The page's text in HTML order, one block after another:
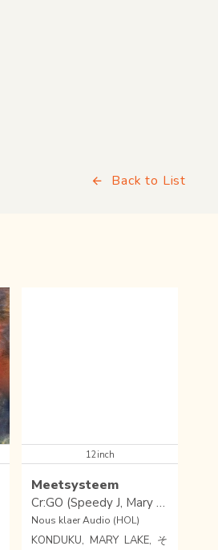
Back to List
12inch
Meetsysteem
Cr:GO (Speedy J, Mary Lake, Konduku Remixes)
Nous klaer Audio (HOL)
KONDUKU, MARY LAKE, そ